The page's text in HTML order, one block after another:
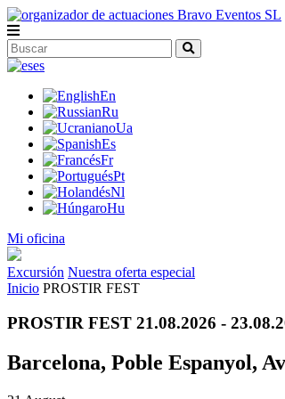
es
En
Ru
Ua
Es
Fr
Pt
Nl
Hu
Mi oficina
Excursión Nuestra oferta especial
Inicio PROSTIR FEST
PROSTIR FEST 21.08.2026 -
Barcelona, Poble Espanyol,